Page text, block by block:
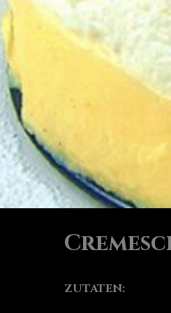
ZUTATEN: